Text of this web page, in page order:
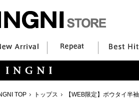
TOP トップス 【WEB限定】ボウタイ半